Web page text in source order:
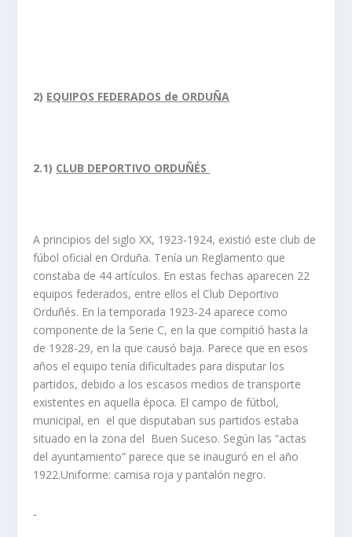
2) EQUIPOS FEDERADOS de ORDUÑA
2.1) CLUB DEPORTIVO ORDUÑÉS
A principios del siglo XX, 1923-1924, existió este club de
fúbol oficial en Orduña. Tenía un Reglamento que
constaba de 44 artículos. En estas fechas aparecen 22
equipos federados, entre ellos el Club Deportivo
Orduñés. En la temporada 1923-24 aparece como
componente de la Serie C, en la que compitió hasta la
de 1928-29, en la que causó baja. Parece que en esos
años el equipo tenía dificultades para disputar los
partidos, debido a los escasos medios de transporte
existentes en aquella época. El campo de fútbol,
municipal, en el que disputaban sus partidos estaba
situado en la zona del Buen Suceso. Según las “actas
del ayuntamiento” parece que se inauguró en el año
1922.Uniforme: camisa roja y pantalón negro.